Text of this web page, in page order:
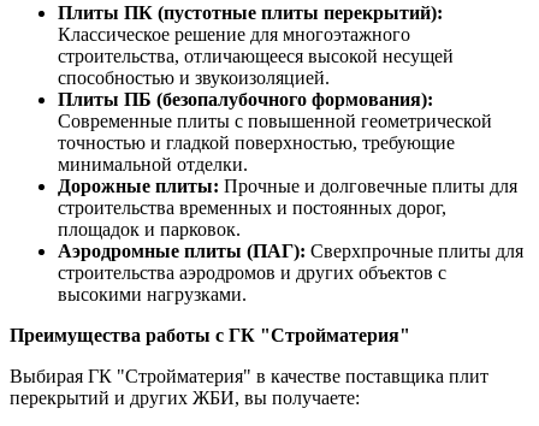
Плиты ПК (пустотные плиты перекрытий):
Классическое решение для многоэтажного
строительства, отличающееся высокой несущей
способностью и звукоизоляцией.
Плиты ПБ (безопалубочного формования):
Современные плиты с повышенной геометрической
точностью и гладкой поверхностью, требующие
минимальной отделки.
Дорожные плиты: Прочные и долговечные плиты для
строительства временных и постоянных дорог,
площадок и парковок.
Аэродромные плиты (ПАГ): Сверхпрочные плиты для
строительства аэродромов и других объектов с
высокими нагрузками.
Преимущества работы с ГК "Стройматерия"
Выбирая ГК "Стройматерия" в качестве поставщика плит
перекрытий и других ЖБИ, вы получаете: